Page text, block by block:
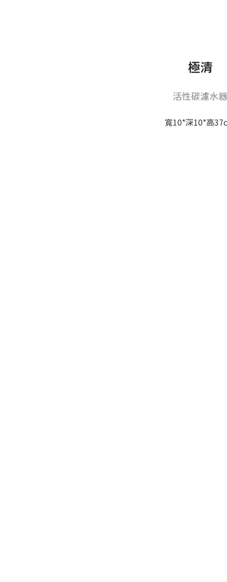
極清
活性碳濾水器
寬10*深10*高